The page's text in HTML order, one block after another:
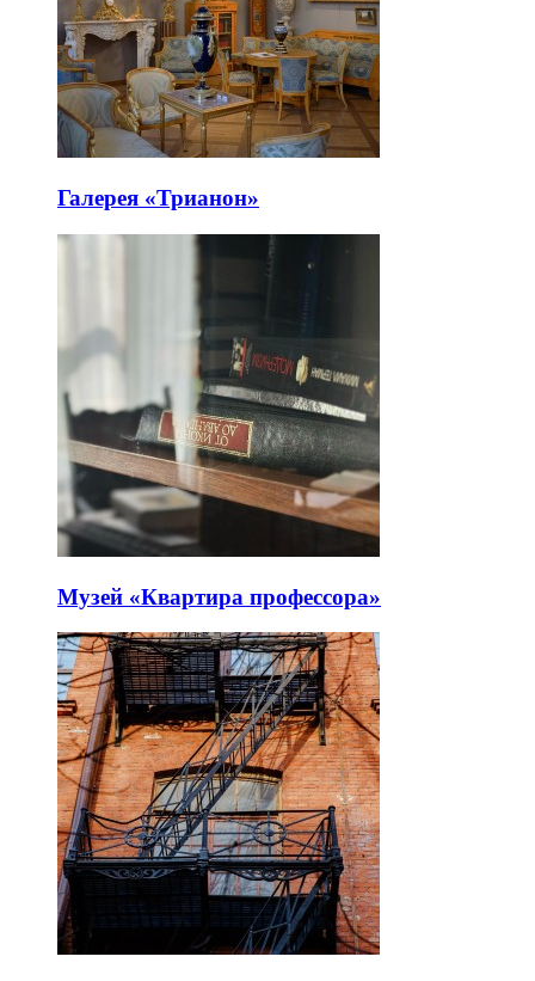
Галерея «Трианон»
Музей «Квартира профессора»